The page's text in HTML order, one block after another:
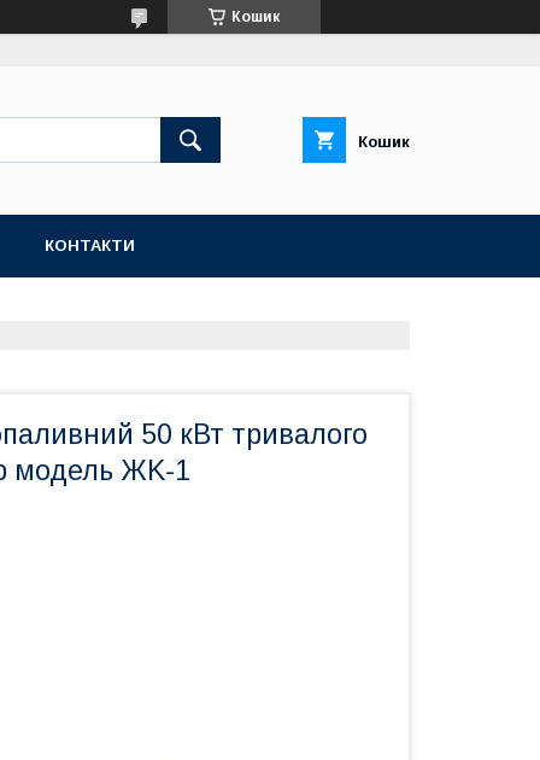
Кошик
Кошик
КОНТАКТИ
50 кВт тривалого
модель ЖK-1